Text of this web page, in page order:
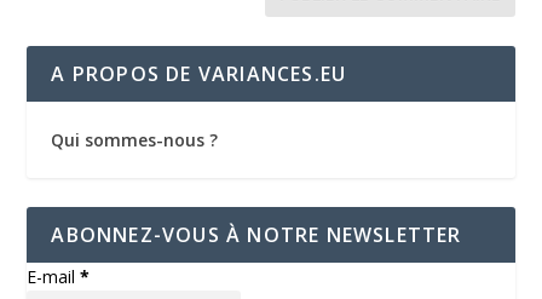
A PROPOS DE VARIANCES.EU
Qui sommes-nous ?
ABONNEZ-VOUS À NOTRE NEWSLETTER
E-mail*